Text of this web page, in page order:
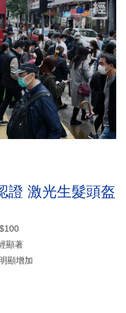
證 激光生髮頭盔
顯著
顯增加